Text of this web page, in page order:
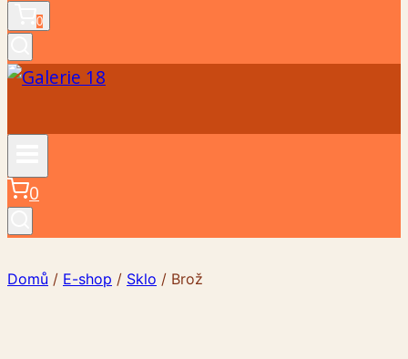
0
0
Domů / E-shop / Sklo / Brož